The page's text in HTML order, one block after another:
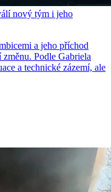
nový tým i jeho
a jeho příchod
Podle Gabriela
a technické zázemí, ale